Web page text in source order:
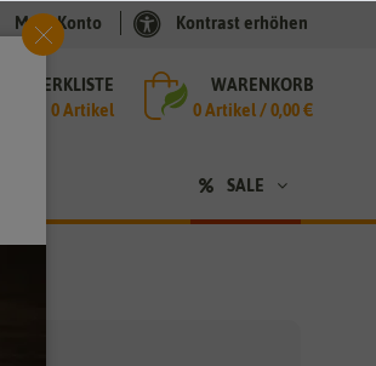
Mein Konto Kontrast erhöhen
MERKLISTE
0 Artikel
WARENKORB
0Artikel /0,00 €
SALE